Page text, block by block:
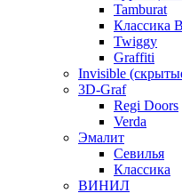
Tamburat
Классика
Twiggy
Graffiti
Invisible
3D-Graf
Regi Doors
Verda
Эмалит
Севилья
Классика
ВИНИЛ